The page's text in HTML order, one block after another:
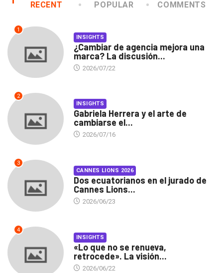
RECENT POPULAR COMMENTS
1
INSIGHTS
¿Cambiar de agencia mejora una
marca? La discusión...
2026/07/22
2
INSIGHTS
Gabriela Herrera y el arte de
cambiarse el...
2026/07/16
3
CANNES LIONS 2026
Dos ecuatorianos en el jurado de
Cannes Lions...
2026/06/23
4
INSIGHTS
«Lo que no se renueva,
retrocede». La visión...
2026/06/22